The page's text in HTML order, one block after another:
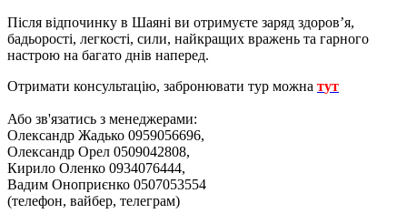
Після відпочинку в Шаяні ви отримуєте заряд здоров’я,
бадьорості, легкості, сили, найкращих вражень та гарного
настрою на багато днів наперед.
Отримати консультацію, забронювати тур можна тут
Або зв'язатись з менеджерами:
Олександр Жадько 0959056696,
Олександр Орел 0509042808,
Кирило Оленко 0934076444,
Вадим Оноприєнко 0507053554
(телефон, вайбер, телеграм)